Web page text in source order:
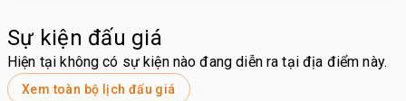
Sự kiện đấu giá
Hiện tại không có sự kiện nào đang diễn ra tại địa điểm này.
Xem toàn bộ lịch đấu giá